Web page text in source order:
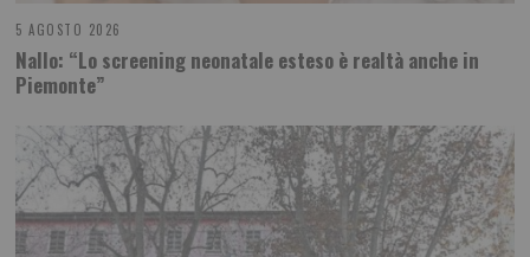
5 AGOSTO 2026
Nallo: “Lo screening neonatale esteso è realtà anche in
Piemonte”